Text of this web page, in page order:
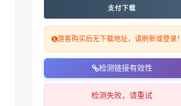
支付下载
游客购买后无下载地址，请刷新或登录！
检测链接有效性
检测失败，请重试